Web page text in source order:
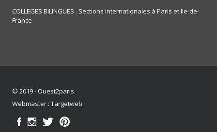
COLLEGES BILINGUES . Sections Internationales à Paris et Ile-de-
France
© 2019 - Ouest2paris
Webmaster : Targetweb